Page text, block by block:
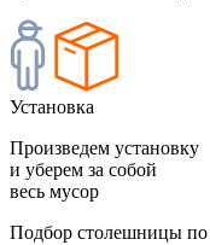
Установка
Произведем установку
и уберем за собой
весь мусор
Подбор столешницы по